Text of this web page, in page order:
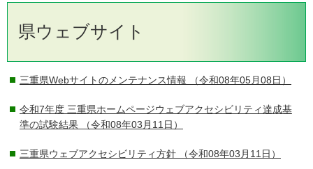
県ウェブサイト
三重県Webサイトのメンテナンス情報 （令和08年05月08日）
令和7年度 三重県ホームページウェブアクセシビリティ達成基
準の試験結果 （令和08年03月11日）
三重県ウェブアクセシビリティ方針 （令和08年03月11日）